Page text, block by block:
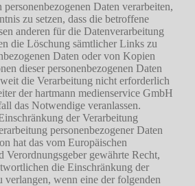
Daten verarbeiten,
zu setzen, dass die betroffene
anderen für die Datenverarbeitung
die Löschung sämtlicher Links zu
Daten oder von Kopien
dieser personenbezogenen Daten
die Verarbeitung nicht erforderlich
der hartmann medienservice GmbH
das Notwendige veranlassen.
der Verarbeitung
personenbezogener Daten
hat das vom Europäischen
Verordnungsgeber gewährte Recht,
die Einschränkung der
verlangen, wenn eine der folgenden